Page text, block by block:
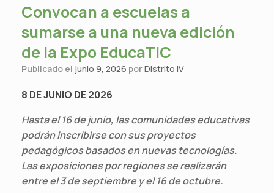
Convocan a escuelas a
sumarse a una nueva edición
de la Expo EducaTIC
Publicado el junio 9, 2026 porDistrito IV
8 DE JUNIO DE 2026
Hasta el 16 de junio, las comunidades educativas
podrán inscribirse con sus proyectos
pedagógicos basados en nuevas tecnologías.
Las exposiciones por regiones se realizarán
entre el 3 de septiembre y el 16 de octubre.